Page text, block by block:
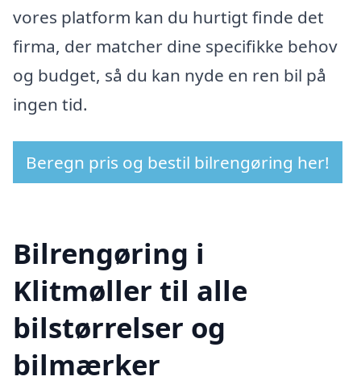
vores platform kan du hurtigt finde det
firma, der matcher dine specifikke behov
og budget, så du kan nyde en ren bil på
ingen tid.
Beregn pris og bestil bilrengøring her!
Bilrengøring i
Klitmøller til alle
bilstørrelser og
bilmærker